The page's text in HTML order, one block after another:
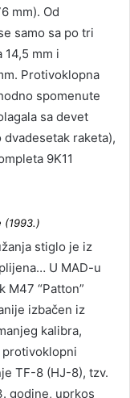
mm). Od
samo sa po tri
14,5 mm i
Protivoklopna
spomenute
sa devet
raketa),
9K11
(1993.)
stiglo je iz
U MAD-u
M47 “Patton”
izbačen iz
kalibra,
protivoklopni
TF-8 (HJ-8), tzv.
godine, uprkos